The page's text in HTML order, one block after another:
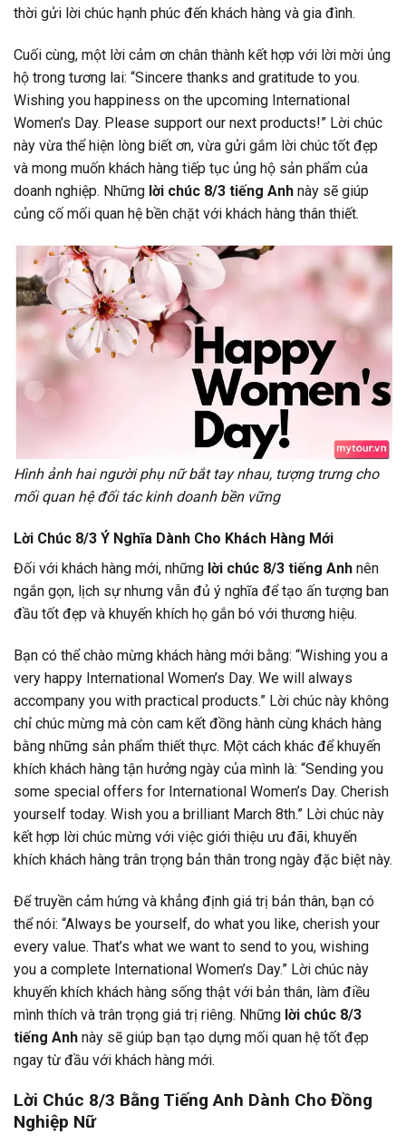
thời gửi lời chúc hạnh phúc đến khách hàng và gia đình.
Cuối cùng, một lời cảm ơn chân thành kết hợp với lời mời ủng
hộ trong tương lai: “Sincere thanks and gratitude to you.
Wishing you happiness on the upcoming International
Women’s Day. Please support our next products!” Lời chúc
này vừa thể hiện lòng biết ơn, vừa gửi gắm lời chúc tốt đẹp
và mong muốn khách hàng tiếp tục ủng hộ sản phẩm của
doanh nghiệp. Những lời chúc 8/3 tiếng Anh này sẽ giúp
củng cố mối quan hệ bền chặt với khách hàng thân thiết.
Hình ảnh hai người phụ nữ bắt tay nhau, tượng trưng cho
mối quan hệ đối tác kinh doanh bền vững
Lời Chúc 8/3 Ý Nghĩa Dành Cho Khách Hàng Mới
Đối với khách hàng mới, những lời chúc 8/3 tiếng Anh nên
ngắn gọn, lịch sự nhưng vẫn đủ ý nghĩa để tạo ấn tượng ban
đầu tốt đẹp và khuyến khích họ gắn bó với thương hiệu.
Bạn có thể chào mừng khách hàng mới bằng: “Wishing you a
very happy International Women’s Day. We will always
accompany you with practical products.” Lời chúc này không
chỉ chúc mừng mà còn cam kết đồng hành cùng khách hàng
bằng những sản phẩm thiết thực. Một cách khác để khuyến
khích khách hàng tận hưởng ngày của mình là: “Sending you
some special offers for International Women’s Day. Cherish
yourself today. Wish you a brilliant March 8th.” Lời chúc này
kết hợp lời chúc mừng với việc giới thiệu ưu đãi, khuyến
khích khách hàng trân trọng bản thân trong ngày đặc biệt này.
Để truyền cảm hứng và khẳng định giá trị bản thân, bạn có
thể nói: “Always be yourself, do what you like, cherish your
every value. That’s what we want to send to you, wishing
you a complete International Women’s Day.” Lời chúc này
khuyến khích khách hàng sống thật với bản thân, làm điều
mình thích và trân trọng giá trị riêng. Những lời chúc 8/3
tiếng Anh này sẽ giúp bạn tạo dựng mối quan hệ tốt đẹp
ngay từ đầu với khách hàng mới.
Lời Chúc 8/3 Bằng Tiếng Anh Dành Cho Đồng
Nghiệp Nữ